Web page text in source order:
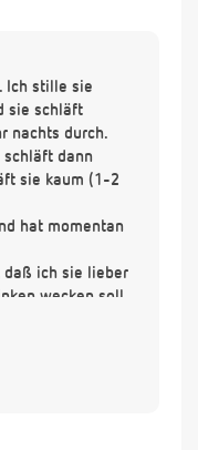
Ich stille sie
sie schläft
nachts durch.
dann
sie kaum (1-2
hat momentan
daß ich sie lieber
wecken soll,
um 5 Uhr zu